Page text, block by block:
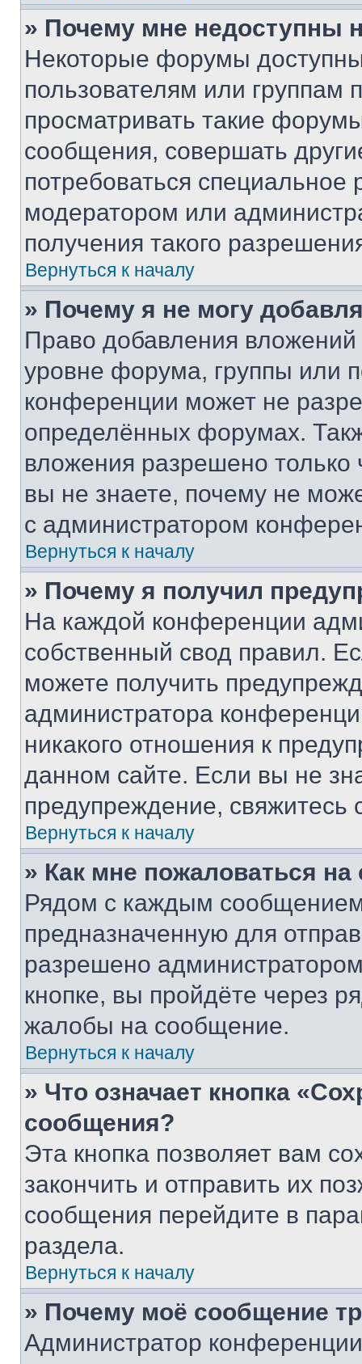
» Почему мне недоступны
Некоторые форумы
пользователям или группам
просматривать такие
сообщения, совершать
потребоваться
модератором или
получения такого
Вернуться к началу
» Почему я не могу
Право добавления
уровне форума, группы или
конференции может не
определённых форумах.
вложения разрешено
вы не знаете, почему не
с администратором
Вернуться к началу
» Почему я получил
На каждой конференции
собственный свод правил.
можете получить
администратора
никакого отношения к
данном сайте. Если вы не
предупреждение,
Вернуться к началу
» Как мне пожаловаться
Рядом с каждым сообщением
предназначенную для
разрешено
кнопке, вы пройдёте через
жалобы на сообщение.
Вернуться к началу
» Что означает кнопка
сообщения?
Эта кнопка позволяет вам
закончить и отправить их
сообщения перейдите в
раздела.
Вернуться к началу
» Почему моё сообщение
Администратор